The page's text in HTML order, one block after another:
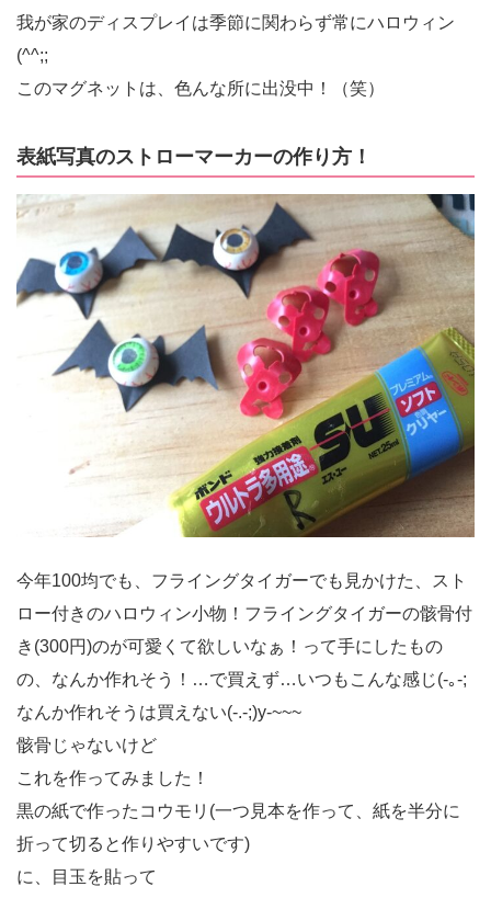
我が家のディスプレイは季節に関わらず常にハロウィン
(^^;;
このマグネットは、色んな所に出没中！（笑）
表紙写真のストローマーカーの作り方！
今年100均でも、フライングタイガーでも見かけた、スト
ロー付きのハロウィン小物！フライングタイガーの骸骨付
き(300円)のが可愛くて欲しいなぁ！って手にしたもの
の、なんか作れそう！…で買えず…いつもこんな感じ(-｡-;
なんか作れそうは買えない(-.-;)y-~~~
骸骨じゃないけど
これを作ってみました！
黒の紙で作ったコウモリ(一つ見本を作って、紙を半分に
折って切ると作りやすいです)
に、目玉を貼って